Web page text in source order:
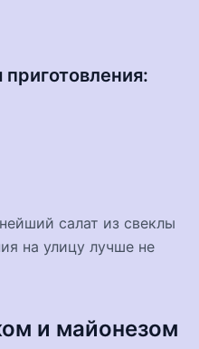
салат из свеклы
на улицу лучше не
и майонезом